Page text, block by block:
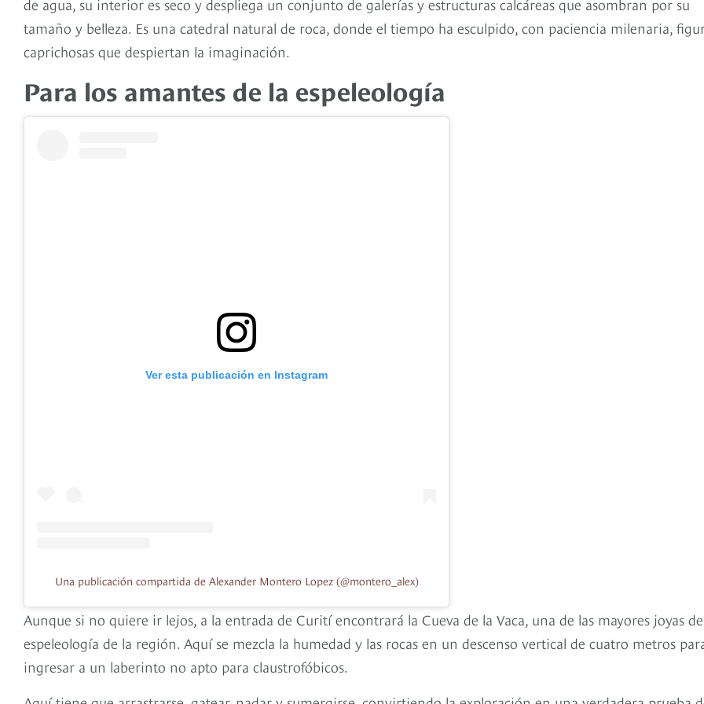
tamaño y belleza. Es una catedral natural de roca, donde el tiempo ha esculpido, con paciencia milenaria,
caprichosas que despiertan la imaginación.
Para los amantes de la espeleología
Ver esta publicación en Instagram
Una publicación compartida de Alexander Montero Lopez (@montero_alex)
Aunque si no quiere ir lejos, a la entrada de Curití encontrará la Cueva de la Vaca, una de las mayores joyas
espeleología de la región. Aquí se mezcla la humedad y las rocas en un descenso vertical de cuatro metros
ingresar a un laberinto no apto para claustrofóbicos.